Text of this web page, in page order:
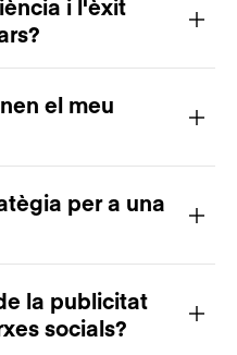
i l'èxit
el meu
per a una
la publicitat
socials?